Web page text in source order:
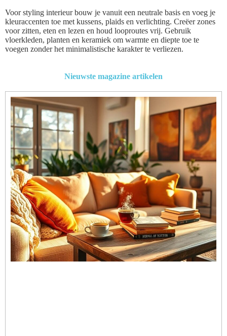
Voor styling interieur bouw je vanuit een neutrale basis en voeg je
kleuraccenten toe met kussens, plaids en verlichting. Creëer zones
voor zitten, eten en lezen en houd looproutes vrij. Gebruik
vloerkleden, planten en keramiek om warmte en diepte toe te
voegen zonder het minimalistische karakter te verliezen.
Nieuwste magazine artikelen